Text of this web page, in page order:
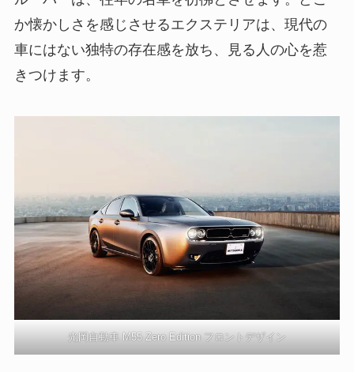
か懐かしさを感じさせるエクステリアは、現代の
車にはない独特の存在感を放ち、見る人の心を惹
きつけます。
光岡自動車 M55 Zero Edition フロントデザイン